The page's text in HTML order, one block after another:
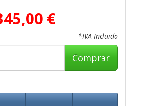
€
*IVA Incluido
Comprar